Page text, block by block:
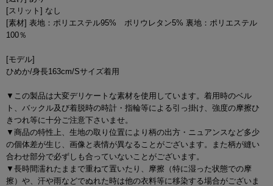
[スリット] なし
[素材] 表地：ポリエステル95% ポリウレタン5% 裏地：ポリエステル
100％
[モデル]
ひめか/身長163cm/Sサイズ着用
▼この製品は大変デリケートな素材を使用しています。着用時のベル
ト、バックル及び着脱時の時計・指輪等による引っ掛け、強度の摩擦ひ
きつれ等に十分ご注意下さいませ。
▼商品の特性上、生地の取り位置により柄の出方・ニュアンスなど多少
の個体差が生じ、画像と表情が異なることがございます。また柄が縫い
合わせ部分で必ずしも合っていないことがございます。
▼長時間濡れたままで重ねて置いたり、摩擦（特に湿った状態での摩
擦）や、汗や雨などでぬれた時は他の衣料等に移染する場合がございま